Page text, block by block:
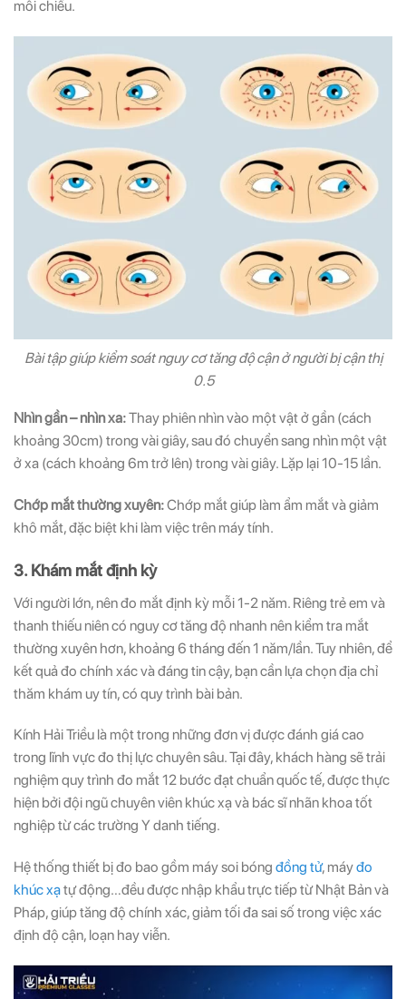
mỗi chiều.
Bài tập giúp kiểm soát nguy cơ tăng độ cận ở người bị cận thị
0.5
Nhìn gần – nhìn xa:Thay phiên nhìn vào một vật ở gần (cách
khoảng 30cm) trong vài giây, sau đó chuyển sang nhìn một vật
ở xa (cách khoảng 6m trở lên) trong vài giây. Lặp lại 10-15 lần.
Chớp mắt thường xuyên:Chớp mắt giúp làm ẩm mắt và giảm
khô mắt, đặc biệt khi làm việc trên máy tính.
3. Khám mắt định kỳ
Với người lớn, nên đo mắt định kỳ mỗi 1-2 năm. Riêng trẻ em và
thanh thiếu niên có nguy cơ tăng độ nhanh nên kiểm tra mắt
thường xuyên hơn, khoảng 6 tháng đến 1 năm/lần. Tuy nhiên, để
kết quả đo chính xác và đáng tin cậy, bạn cần lựa chọn địa chỉ
thăm khám uy tín, có quy trình bài bản.
Kính Hải Triều là một trong những đơn vị được đánh giá cao
trong lĩnh vực đo thị lực chuyên sâu. Tại đây, khách hàng sẽ trải
nghiệm quy trình đo mắt 12 bước đạt chuẩn quốc tế, được thực
hiện bởi đội ngũ chuyên viên khúc xạ và bác sĩ nhãn khoa tốt
nghiệp từ các trường Y danh tiếng.
Hệ thống thiết bị đo bao gồm máy soi bóng đồng tử, máyđo
khúc xạtự động…đều được nhập khẩu trực tiếp từ Nhật Bản và
Pháp, giúp tăng độ chính xác, giảm tối đa sai số trong việc xác
định độ cận, loạn hay viễn.